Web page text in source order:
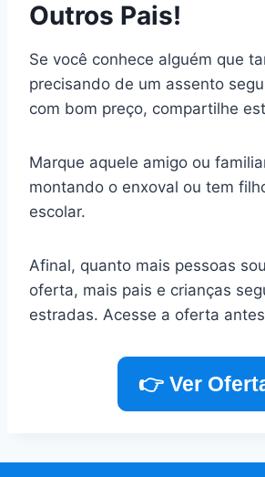
Outros Pais!
Se você conhece alguém que
precisando de um assento
com bom preço, compartilhe
Marque aquele amigo ou
montando o enxoval ou tem
escolar.
Afinal, quanto mais pessoas
oferta, mais pais e crianças
estradas. Acesse a oferta
👉 Ver